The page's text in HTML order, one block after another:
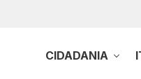
CIDADANIA